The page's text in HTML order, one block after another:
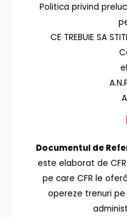
Politica privind
CE TREBUIE SA
Documentul de
este elaborat de
pe care CFR le
opereze trenuri